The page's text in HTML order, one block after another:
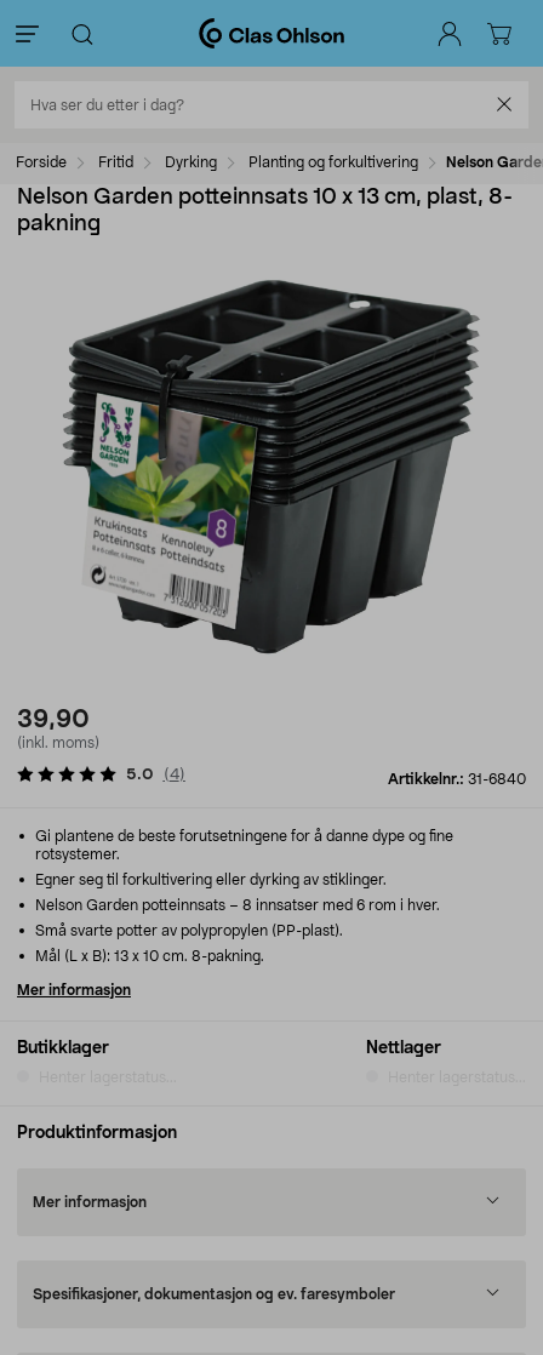
Forside Fritid Dyrking Planting og forkultivering Nelson
Nelson Garden potteinnsats 10 x 13 cm, plast, 8-
pakning
39,90
(inkl. moms)
Artikkelnr.: 31-6840
5.0 (4)
Butikklager Nettlager
Gi plantene de beste forutsetningene for å danne dype og fine
rotsystemer.
Egner seg til forkultivering eller dyrking av stiklinger.
Nelson Garden potteinnsats – 8 innsatser med 6 rom i hver.
Små svarte potter av polypropylen (PP-plast).
Mål (L x B): 13 x 10 cm. 8-pakning.
Mer informasjon
Produktinformasjon
Mer informasjon
Spesifikasjoner, dokumentasjon og ev. faresymboler